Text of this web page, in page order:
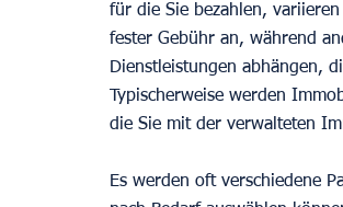
für die Sie bezahlen,
fester Gebühr an, während
Dienstleistungen abhängen,
Typischerweise werden
die Sie mit der verwalteten
Es werden oft verschiedene